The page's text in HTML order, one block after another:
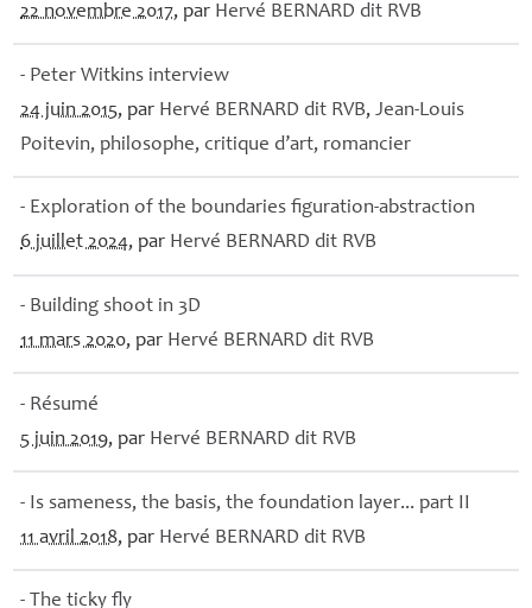
22 novembre 2017, par Hervé BERNARD dit RVB
- Peter Witkins interview
24 juin 2015, par Hervé BERNARD dit RVB,Jean-Louis
Poitevin, philosophe, critique d’art, romancier
- Exploration of the boundaries figuration-abstraction
6 juillet 2024, par Hervé BERNARD dit RVB
- Building shoot in 3D
11 mars 2020, par Hervé BERNARD dit RVB
- Résumé
5 juin 2019, par Hervé BERNARD dit RVB
- Is sameness, the basis, the foundation layer... part II
11 avril 2018, par Hervé BERNARD dit RVB
- The ticky fly